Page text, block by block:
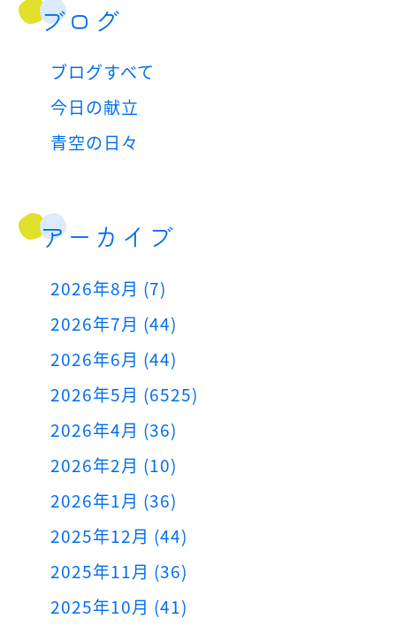
ブログ
ブログすべて
今日の献立
青空の日々
アーカイブ
2026年8月 (7)
2026年7月 (44)
2026年6月 (44)
2026年5月 (6525)
2026年4月 (36)
2026年2月 (10)
2026年1月 (36)
2025年12月 (44)
2025年11月 (36)
2025年10月 (41)